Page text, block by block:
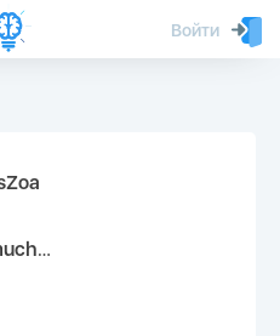
Войти
faceapple !